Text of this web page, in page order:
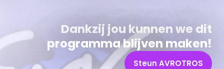
Dankzij jou kunnen we dit
programma blijven maken!
Steun AVROTROS